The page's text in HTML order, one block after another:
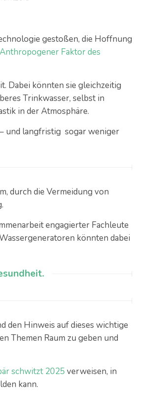
gestoßen, die Hoffnung
Anthropogener Faktor des
Dabei könnten sie gleichzeitig
Trinkwasser, selbst in
in der Atmosphäre.
und langfristig sogar weniger
durch die Vermeidung von
engagierter Fachleute
könnten dabei
den Hinweis auf dieses wichtige
Themen Raum zu geben und
schwitzt 2025 verweisen, in
kann.